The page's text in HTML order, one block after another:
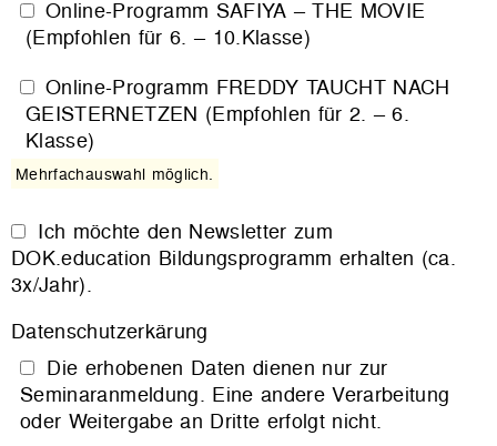
Online-Programm SAFIYA – THE MOVIE
(Empfohlen für 6. – 10.Klasse)
Online-Programm FREDDY TAUCHT NACH
GEISTERNETZEN (Empfohlen für 2. – 6.
Klasse)
Mehrfachauswahl möglich.
Ich möchte den Newsletter zum
DOK.education Bildungsprogramm erhalten (ca.
3x/Jahr).
Datenschutzerkärung
Die erhobenen Daten dienen nur zur
Seminaranmeldung. Eine andere Verarbeitung
oder Weitergabe an Dritte erfolgt nicht.